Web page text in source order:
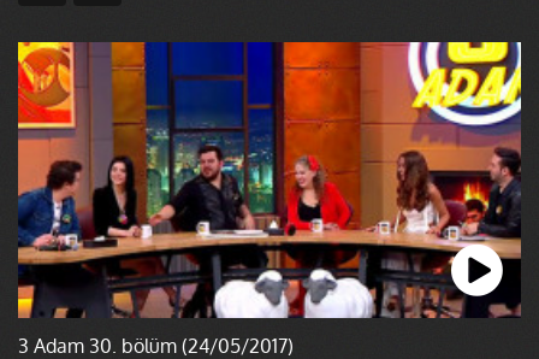
3 Adam 30. bölüm (24/05/2017)